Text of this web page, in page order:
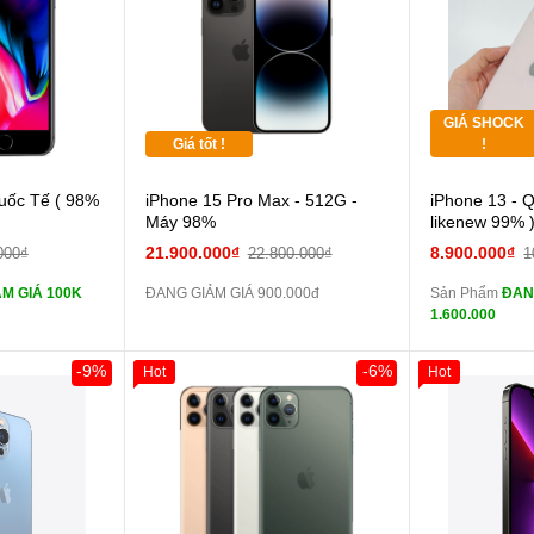
các Phụ Kiện
lực 10D full
iPhone 6S
phòng và
Tế ( 98%
GIÁ 100K
Giá tốt !
iPhone 15 Pro Max - 512G -
Máy 98%
21.900.000₫ 22.800.000₫
ĐANG GIẢM GIÁ 900.000đ
GIÁ SHOCK
!
Tặng
màn
các Phụ Kiện
iPhone 13 -
likenew 99% )
8.900.000₫
Sản Phẩm
1.600.000
-9%
Giảm 100.000đ
Khách Hàng
Thân Thiết
-6%
Hot Hot